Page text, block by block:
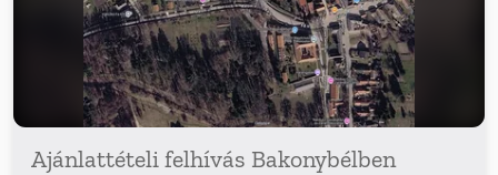
Ajánlattételi felhívás Bakonybélben